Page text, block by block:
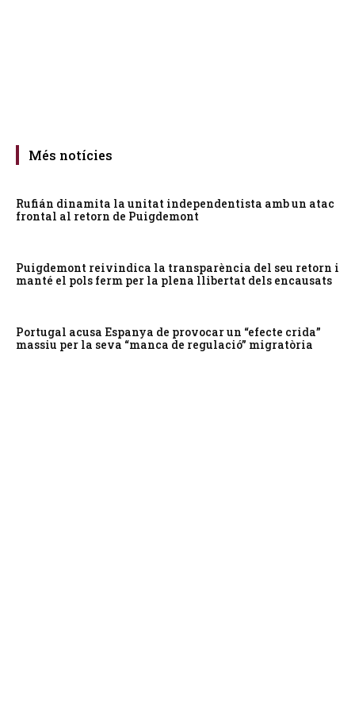
Més notícies
Rufián dinamita la unitat independentista amb un atac
frontal al retorn de Puigdemont
Puigdemont reivindica la transparència del seu retorn i
manté el pols ferm per la plena llibertat dels encausats
Portugal acusa Espanya de provocar un “efecte crida”
massiu per la seva “manca de regulació” migratòria